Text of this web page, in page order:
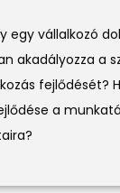
egy vállalkozó
akadályozza a
fejlődését?
a